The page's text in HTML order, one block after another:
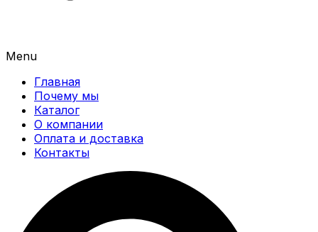
Menu
Главная
Почему мы
Каталог
О компании
Оплата и доставка
Контакты